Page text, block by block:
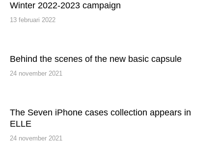
Winter 2022-2023 campaign
13 februari 2022
Behind the scenes of the new basic capsule
24 november 2021
The Seven iPhone cases collection appears in
ELLE
24 november 2021